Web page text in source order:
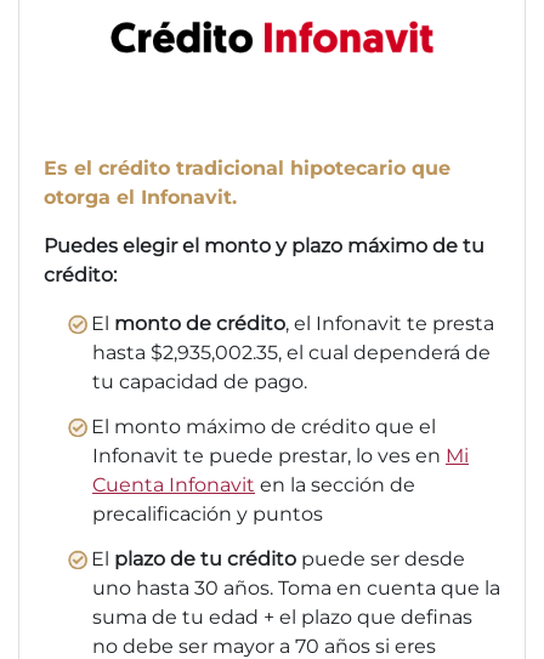
Es el crédito tradicional hipotecario que
otorga el Infonavit.
Puedes elegir el monto y plazo máximo de tu
crédito:
El monto de crédito, el Infonavit te presta
hasta $2,935,002.35, el cual dependerá de
tu capacidad de pago.
El monto máximo de crédito que el
Infonavit te puede prestar, lo ves en Mi
Cuenta Infonavit en la sección de
precalificación y puntos
El plazo de tu crédito puede ser desde
uno hasta 30 años. Toma en cuenta que la
suma de tu edad + el plazo que definas
no debe ser mayor a 70 años si eres